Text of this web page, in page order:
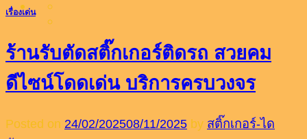
เรื่องเด่น
ร้านรับตัดสติ๊กเกอร์ติดรถ สวยคม
ดีไซน์โดดเด่น บริการครบวงจร
Posted on 24/02/202508/11/2025 by สติ๊กเกอร์-ได